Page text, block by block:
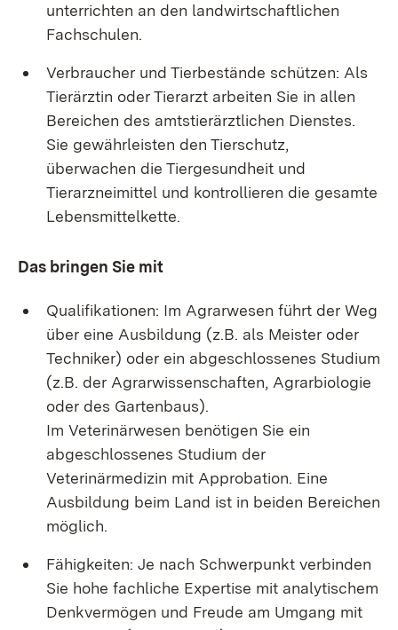
unterrichten an den landwirtschaftlichen
Fachschulen.
Verbraucher und Tierbestände schützen: Als
Tierärztin oder Tierarzt arbeiten Sie in allen
Bereichen des amtstierärztlichen Dienstes.
Sie gewährleisten den Tierschutz,
überwachen die Tiergesundheit und
Tierarzneimittel und kontrollieren die gesamte
Lebensmittelkette.
Das bringen Sie mit
Qualifikationen: Im Agrarwesen führt der Weg
über eine Ausbildung (z.B. als Meister oder
Techniker) oder ein abgeschlossenes Studium
(z.B. der Agrarwissenschaften, Agrarbiologie
oder des Gartenbaus).
Im Veterinärwesen benötigen Sie ein
abgeschlossenes Studium der
Veterinärmedizin mit Approbation. Eine
Ausbildung beim Land ist in beiden Bereichen
möglich.
Fähigkeiten: Je nach Schwerpunkt verbinden
Sie hohe fachliche Expertise mit analytischem
Denkvermögen und Freude am Umgang mit